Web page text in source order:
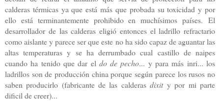
calderas térmicas ya que está más que probada su toxicidad y por
ello está terminantemente prohibido en muchísimos países. El
desarrollador de las calderas eligió entonces el ladrillo refractario
como aislante y parece ser que este no ha sido capaz de aguantar las
altas temperaturas y se ha derrumbado cual castillo de naipes
cuando ha tenido que dar el do de pecho... y para más inri... los
ladrillos son de producción china porque según parece los rusos no
saben producirlo (fabricante de las calderas dixity por mi parte
dificil de creer)...